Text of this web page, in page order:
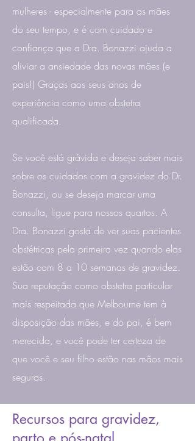
mulheres - especialmente para as mães
do seu tempo, e é com cuidado e
confiança que a Dra. Bonazzi ajuda a
aliviar a ansiedade das novas mães (e
pais!) Graças aos seus anos de
experiência como uma obstetra
qualificada.
Se você está grávida e deseja saber mais
sobre os cuidados com a gravidez do Dr.
Bonazzi, ou se deseja marcar uma
consulta, ligue para nossos quartos. A
Dra. Bonazzi gosta de ver suas pacientes
obstétricas pela primeira vez quando elas
estão com 8 a 10 semanas de gravidez.
Sua reputação como obstetra particular
mais respeitada que Melbourne tem à
disposição das mães, e do pai, é bem
merecida, e você pode ter certeza de
que você e seu filho estão nas mãos mais
seguras.
Recursos para gravidez,